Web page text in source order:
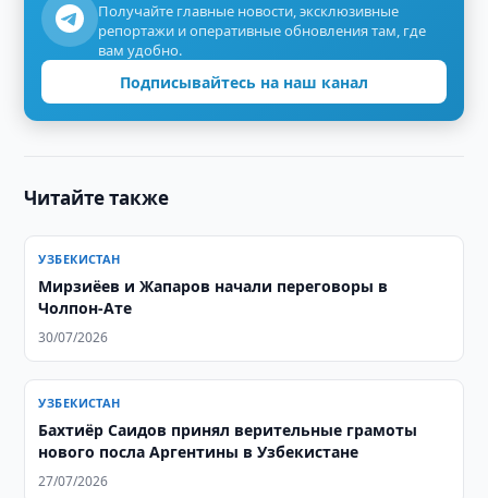
Получайте главные новости, эксклюзивные
репортажи и оперативные обновления там, где
вам удобно.
Подписывайтесь на наш канал
Читайте также
УЗБЕКИСТАН
Мирзиёев и Жапаров начали переговоры в
Чолпон-Ате
30/07/2026
УЗБЕКИСТАН
Бахтиёр Саидов принял верительные грамоты
нового посла Аргентины в Узбекистане
27/07/2026